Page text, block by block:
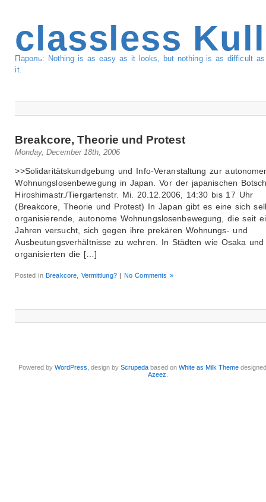
classless
Пароль: Nothing is as easy as it looks, but nothing is as difficult
it.
Breakcore, Theorie und Protest
Monday, December 18th, 2006
>>Solidaritätskundgebung und Info-Veranstaltung zur
Wohnungslosenbewegung in Japan. Vor der japanischen
Hiroshimastr./Tiergartenstr. Mi. 20.12.2006, 14:30 bis 17 Uhr
(Breakcore, Theorie und Protest) In Japan gibt es eine sich
organisierende, autonome Wohnungslosenbewegung, die seit
Jahren versucht, sich gegen ihre prekären Wohnungs- und
Ausbeutungsverhältnisse zu wehren. In Städten wie Osaka und
organisierten die […]
Posted inBreakcore Vermittlung? | No Comments »
Powered byWordPress , design byScrupeda based onWhite as Milk Theme
Azeez